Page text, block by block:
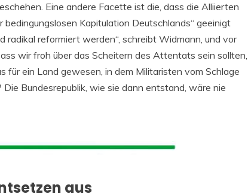
Eine andere Facette ist die, dass die Alliierten
Kapitulation Deutschlands“ geeinigt
radikal reformiert werden“, schreibt Widmann, und vor
wir froh über das Scheitern des Attentats sein sollten,
für ein Land gewesen, in dem Militaristen vom Schlage
Bundesrepublik, wie sie dann entstand, wäre nie
aus